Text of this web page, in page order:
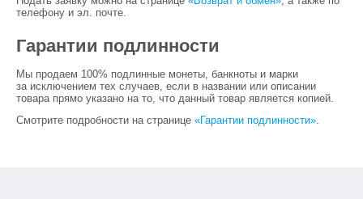
телефону и эл. почте.
Гарантии подлинности
Мы продаем 100% подлинные монеты, банкноты и марки
за исключением тех случаев, если в названии или описании
товара прямо указано на то, что данный товар является копией.
Смотрите подробности на странице «Гарантии подлинности».